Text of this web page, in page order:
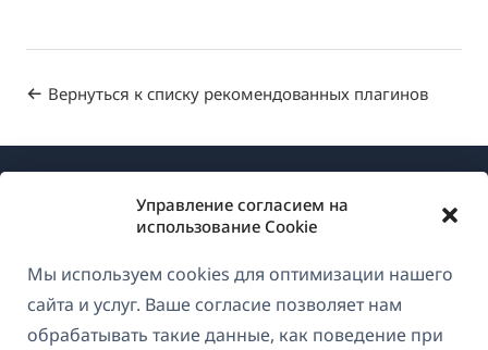
Управление согласием на
использование Cookie
Мы используем cookies для оптимизации нашего
сайта и услуг. Ваше согласие позволяет нам
обрабатывать такие данные, как поведение при
Вернуться к списку рекомендованных плагинов
О WPML
GDPR и политика конфиденциальности